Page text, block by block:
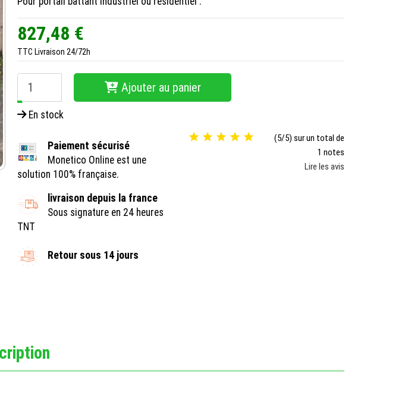
827,48 €
TTC Livraison 24/72h
−
Ajouter au panier
En stock
Paiement sécurisé
Monetico Online est une
solution 100% française.
livraison depuis la france
Sous signature en 24 heures
TNT
Retour sous 14 jours
    
(5/5) sur un total de
1 notes
Lire les avis